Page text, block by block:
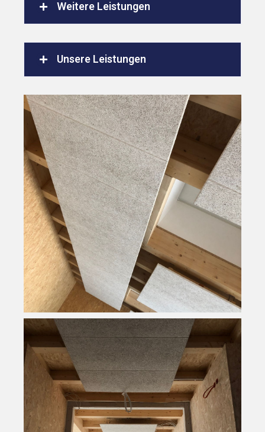
Weitere Leistungen
Unsere Leistungen